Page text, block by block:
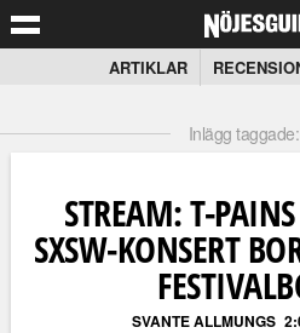
ARTIKLAR
Inlägg taggade:
STREAM: T-
SXSW-KONSERT
SVANTE ALLMUNGS